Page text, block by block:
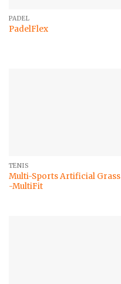
PADEL
PadelFlex
TÊNIS
Multi-Sports Artificial Grass
-MultiFit